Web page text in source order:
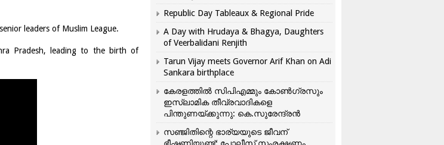
leaders of Muslim League.
Pradesh, leading to the birth of
Republic Day Tableaux & Regional Pride
A Day with Hrudaya & Bhagya, Daughters
of Veerbalidani Renjith
Tarun Vijay meets Governor Arif Khan on Adi
Sankara birthplace
കേരളത്തിൽ സിപിഎമ്മും കോൺ​ഗ്രസും
ഇസ്ലാമിക തീവ്രവാദികളെ
പിന്തുണയ്ക്കുന്നു: കെ.സുരേന്ദ്രൻ
സഞ്ജിതിന്റെ ഭാര്യയുടെ ജീവന്